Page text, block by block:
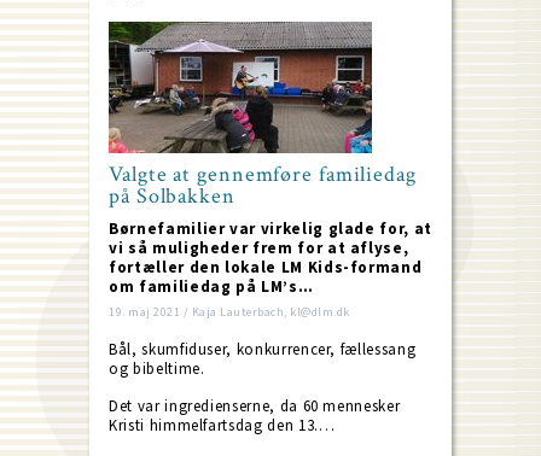
Valgte at gennemføre familiedag
på Solbakken
Børnefamilier var virkelig glade for, at
vi så muligheder frem for at aflyse,
fortæller den lokale LM Kids-formand
om familiedag på LM’s…
19. maj 2021 / Kaja Lauterbach, kl@dlm.dk
Bål, skumfiduser, konkurrencer, fællessang
og bibeltime.
Det var ingredienserne, da 60 mennesker
Kristi himmelfartsdag den 13.…